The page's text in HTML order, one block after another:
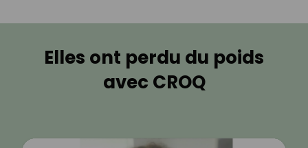
Elles ont perdu du poids
avec CROQ